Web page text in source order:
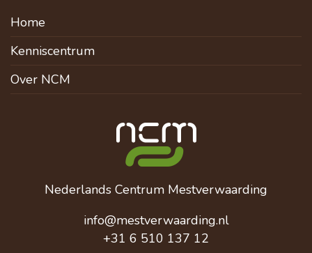
Home
Kenniscentrum
Over NCM
Nederlands Centrum Mestverwaarding
info@mestverwaarding.nl
+31 6 510 137 12